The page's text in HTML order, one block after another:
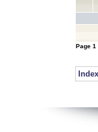
Page 1